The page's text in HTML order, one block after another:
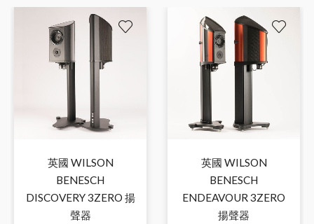
英國 WILSON
BENESCH
DISCOVERY 3ZERO 揚
聲器
英國 WILSON
BENESCH
ENDEAVOUR 3ZERO
揚聲器